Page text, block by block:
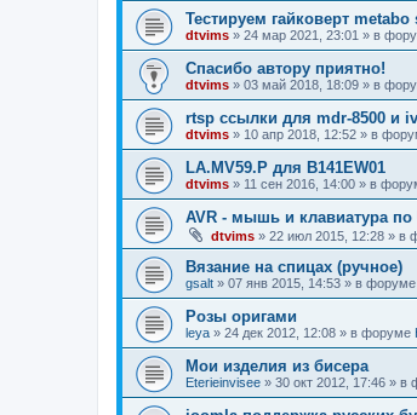
Тестируем гайковерт metabo
dtvims » 24 мар 2021, 23:01 » в
Спасибо автору приятно!
dtvims » 03 май 2018, 18:09 » в
rtsp ссылки для mdr-8500 и
dtvims » 10 апр 2018, 12:52 » в
LA.MV59.P для B141EW01
dtvims » 11 сен 2016, 14:00 » в
AVR - мышь и клавиатура по
dtvims » 22 июл 2015, 12:28 » в
Вязание на спицах (ручное)
gsalt » 07 янв 2015, 14:53 » в форуме
Розы оригами
leya » 24 дек 2012, 12:08 » в форуме
Мои изделия из бисера
Eterieinvisee » 30 окт 2012, 17:46 » в